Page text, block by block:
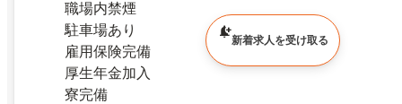
職場内禁煙
駐車場あり
雇用保険完備
厚生年金加入
寮完備
新着求人を受け取る